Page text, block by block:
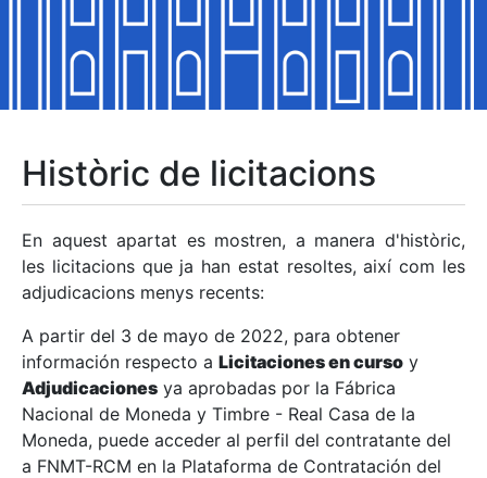
Mostra/Amaga
Mostra/Amaga
Mostra/Amaga
Mostra/Amaga
Mostra/Amaga
Històric de licitacions
En aquest apartat es mostren, a manera d'històric,
les licitacions que ja han estat resoltes, així com les
adjudicacions menys recents:
A partir del 3 de mayo de 2022, para obtener
información respecto a Licitaciones en curso y
Adjudicaciones ya aprobadas por la Fábrica
Nacional de Moneda y Timbre - Real Casa de la
Moneda, puede acceder al perfil del contratante del
a FNMT-RCM en la Plataforma de Contratación del